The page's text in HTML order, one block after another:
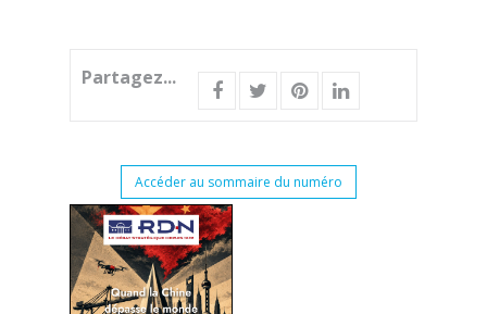
Partagez...
Accéder au sommaire du numéro